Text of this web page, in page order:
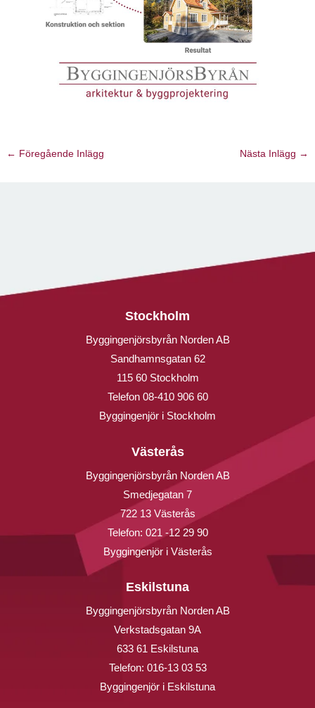
← Föregående Inlägg Nästa Inlägg →
Stockholm
Byggingenjörsbyrån Norden AB
Sandhamnsgatan 62
115 60 Stockholm
Telefon 08-410 906 60
Byggingenjör i Stockholm
Västerås
Byggingenjörsbyrån Norden AB
Smedjegatan 7
722 13 Västerås
Telefon: 021 -12 29 90
Byggingenjör i Västerås
Eskilstuna
Byggingenjörsbyrån Norden AB
Verkstadsgatan 9A
633 61 Eskilstuna
Telefon: 016-13 03 53
Byggingenjör i Eskilstuna